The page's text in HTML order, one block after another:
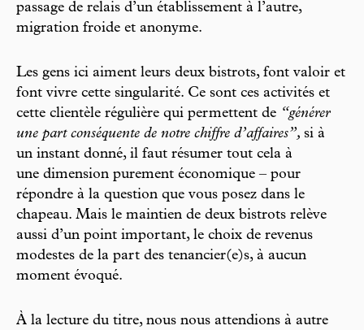
passage de relais d’un établissement à l’autre,
migration froide et anonyme.
Les gens ici aiment leurs deux bistrots, font valoir et
font vivre cette singularité. Ce sont ces activités et
cette clientèle régulière qui permettent de “générer
une part conséquente de notre chiffre d’affaires”, si à
un instant donné, il faut résumer tout cela à
une dimension purement économique – pour
répondre à la question que vous posez dans le
chapeau. Mais le maintien de deux bistrots relève
aussi d’un point important, le choix de revenus
modestes de la part des tenancier(e)s, à aucun
moment évoqué.
À la lecture du titre, nous nous attendions à autre